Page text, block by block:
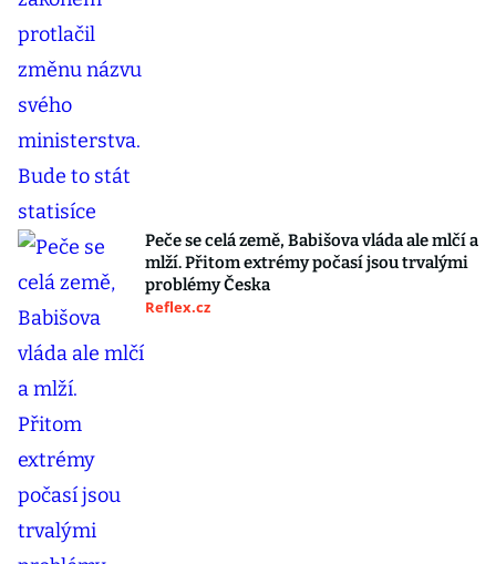
Peče se celá země, Babišova vláda ale mlčí a
mlží. Přitom extrémy počasí jsou trvalými
problémy Česka
Reflex.cz